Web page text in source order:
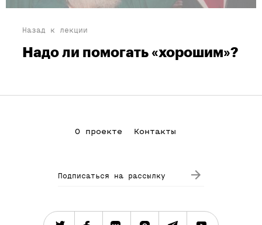
Назад к лекции
Надо ли помогать «хорошим»?
О проекте Контакты
Подписаться на рассылку